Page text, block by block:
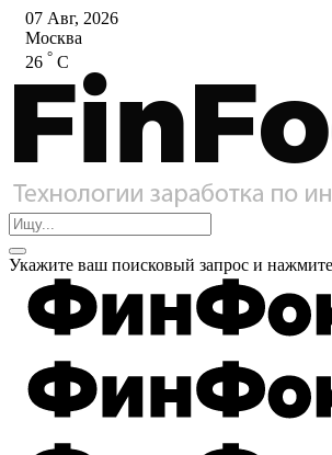
07 Авг, 2026
Москва
26 ° C
Укажите ваш поисковый запрос и